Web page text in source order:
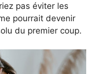
pas éviter les
pourrait devenir
du premier coup.